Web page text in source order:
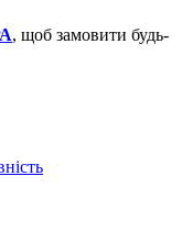
, щоб замовити будь-